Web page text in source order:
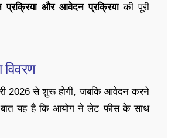
प्रक्रिया और आवेदन प्रक्रियाकी पूरी
2026 से शुरू होगी, जबकि आवेदन करने
बात यह है कि आयोग ने लेट फीस के साथ